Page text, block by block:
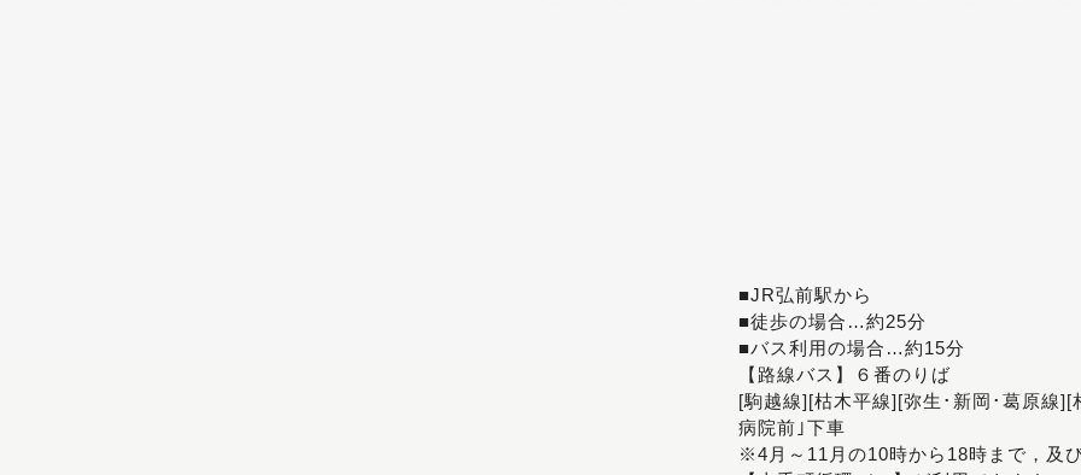
■JR弘前駅から
■徒歩の場合…約25分
■バス利用の場合…約15分
【路線バス】６番のりば
[駒越線][枯木平線][弥生･新岡･葛原線
病院前｣下車
※4月～11月の10時から18時まで，及